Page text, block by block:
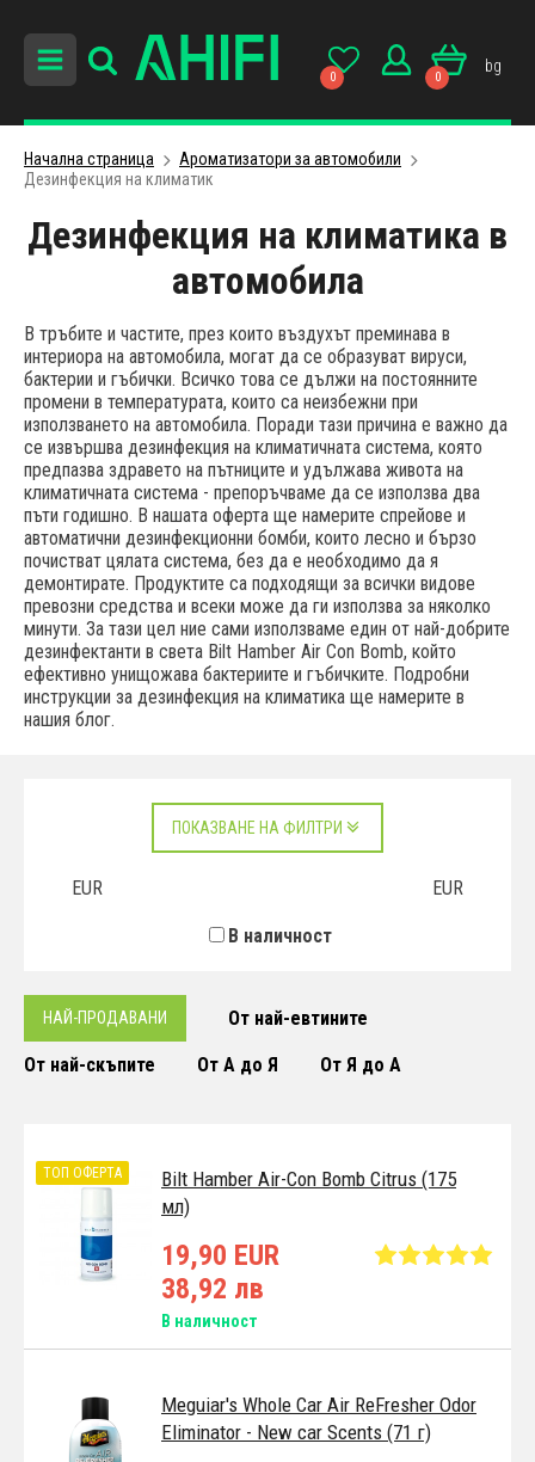
0 0
bg
Начална страница
Ароматизатори за автомобили
Дезинфекция на климатик
Дезинфекция на климатика в
автомобила
В тръбите и частите, през които въздухът преминава в
интериора на автомобила, могат да се образуват вируси,
бактерии и гъбички. Всичко това се дължи на постоянните
промени в температурата, които са неизбежни при
използването на автомобила. Поради тази причина е важно да
се извършва дезинфекция на климатичната система, която
предпазва здравето на пътниците и удължава живота на
климатичната система - препоръчваме да се използва два
пъти годишно. В нашата оферта ще намерите спрейове и
автоматични дезинфекционни бомби, които лесно и бързо
почистват цялата система, без да е необходимо да я
демонтирате. Продуктите са подходящи за всички видове
превозни средства и всеки може да ги използва за няколко
минути. За тази цел ние сами използваме един от най-добрите
дезинфектанти в света Bilt Hamber Air Con Bomb, който
ефективно унищожава бактериите и гъбичките. Подробни
инструкции за дезинфекция на климатика ще намерите в
нашия блог.
ПОКАЗВАНЕ НА ФИЛТРИ
EUR EUR
В наличност
НАЙ-ПРОДАВАНИ От най-евтините
От най-скъпите От А до Я От Я до А
Bilt Hamber Air-Con Bomb Citrus (175
мл)
ТОП ОФЕРТА
19,90 EUR
38,92 лв
В наличност
Meguiar's Whole Car Air ReFresher Odor
Eliminator - New car Scents (71 г)